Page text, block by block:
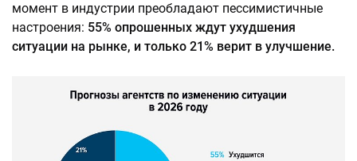
момент в индустрии преобладают пессимистичные
настроения: 55% опрошенных ждут ухудшения
ситуации на рынке, и только 21% верит в улучшение.